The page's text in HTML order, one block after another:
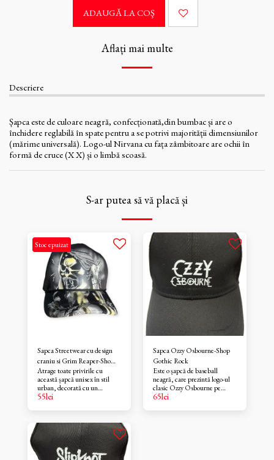
ADAUGĂ LA COŞ
Aflați mai multe
Descriere
Șapca este de culoare neagră, confecționată,din bumbac și are o
închidere reglabilă în spate pentru a se potrivi majorității dimensiunilor
(mărime universală). Logo-ul Nirvana cu fața zâmbitoare are ochii în
formă de cruce (X X) și o limbă scoasă.
S-ar putea să vă placă și
Stoc epuizat
Sapca Streetwear cu design
craniu si Grim Reaper-Sho
Gothic Rock
Atrage toate privirile cu
această șapcă unisex în stil
urban, decorată cu un
imprimeu gotic intens,
înspăimântător și figura
simbolică a Grim Reaper-ului.
Realizată din material textil
durabil, șapca are un design
full print pe întreaga
suprafață – inclusiv pe cozoroc
55lei
Sapca Ozzy Osbourne-Shop
Gothic Rock
Este o șapcă de baseball
neagră, care prezintă logo-ul
clasic Ozzy Osbourne pe
partea din față.Aceste șepci
100%.Este o șapcă
65lei